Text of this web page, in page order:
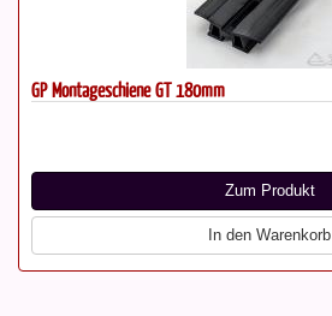
GP Montageschiene GT 180mm
Zum Produkt
In den Warenkorb